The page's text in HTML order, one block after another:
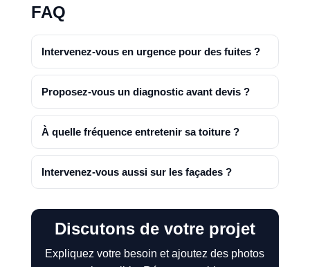
FAQ
Intervenez-vous en urgence pour des fuites ?
Proposez-vous un diagnostic avant devis ?
À quelle fréquence entretenir sa toiture ?
Intervenez-vous aussi sur les façades ?
Discutons de votre projet
Expliquez votre besoin et ajoutez des photos